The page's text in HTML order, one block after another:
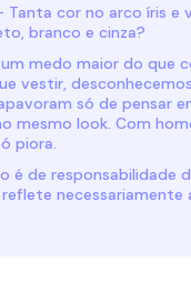
Tanta cor no arco íris e
branco e cinza?
medo maior do que
vestir,
só de pensar
mesmo look. Com
piora.
é de responsabilidade
necessariamente